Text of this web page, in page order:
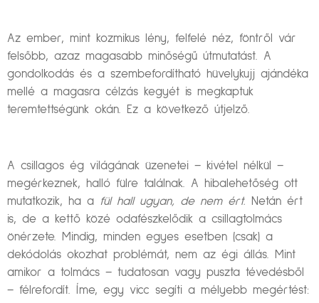
Az ember, mint kozmikus lény, felfelé néz, föntről vár
felsőbb, azaz magasabb minőségű útmutatást. A
gondolkodás és a szembefordítható hüvelykujj ajándéka
mellé a magasra célzás kegyét is megkaptuk
teremtettségünk okán. Ez a következő útjelző.
A csillagos ég világának üzenetei – kivétel nélkül –
megérkeznek, halló fülre találnak. A hibalehetőség ott
mutatkozik, ha a fül hall ugyan, de nem ért. Netán ért
is, de a kettő közé odafészkelődik a csillagtolmács
önérzete. Mindig, minden egyes esetben (csak) a
dekódolás okozhat problémát, nem az égi állás. Mint
amikor a tolmács – tudatosan vagy puszta tévedésből
– félrefordít. Íme, egy vicc segíti a mélyebb megértést: